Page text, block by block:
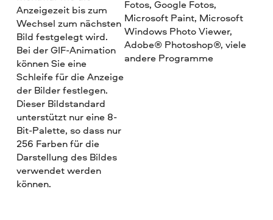
Anzeigezeit bis zum
Wechsel zum nächsten
Bild festgelegt wird.
Bei der GIF-Animation
können Sie eine
Schleife für die Anzeige
der Bilder festlegen.
Dieser Bildstandard
unterstützt nur eine 8-
Bit-Palette, so dass nur
256 Farben für die
Darstellung des Bildes
verwendet werden
können.
Fotos, Google Fotos,
Microsoft Paint, Microsoft
Windows Photo Viewer,
Adobe® Photoshop®, viele
andere Programme